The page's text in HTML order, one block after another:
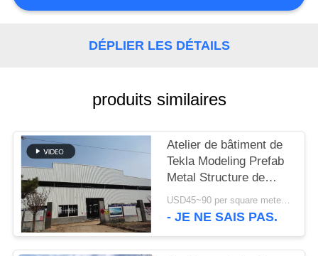
CONTACTER
NOUVELLES
CAS
PLAN
DU
SITE
DÉPLIER LES DÉTAILS
produits similaires
Atelier de bâtiment de
Tekla Modeling Prefab
Metal Structure de
haute résistance
USD45~90 per square meter MOQ:1000 mètres carrés
- JE NE SAIS PAS.